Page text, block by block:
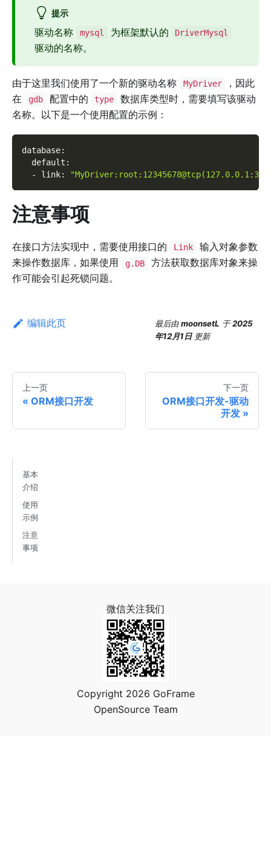
提示
驱动名称 mysql 为框架默认的 DriverMysql
驱动的名称。
由于这里我们使用了一个新的驱动名称 MyDriver
，因此
在
gdb 配置中的 type
数据库类型时，需要填写该驱动
名称。以下是一个使用配置的示例：
database:
default :
-
link:
注意事项
在接口方法实现中，需要使用接口的 Link
输入对象参数
来操作数据库，如果使用
g.DB
方法获取数据库对象来操
作可能会引起死锁问题。
编辑此页 最后由moonsetL 于2025
年12月1日 更新
上一页
ORM接口开发
下一页
ORM接口开发-驱动
开发
基本
介绍
使用
示例
注意
事项
微信关注我们
Copyright 2026 GoFrame
OpenSource Team